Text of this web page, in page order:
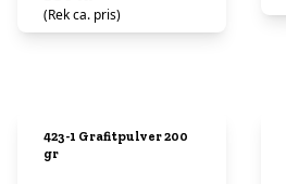
(Rek ca. pris)
423-1 Grafitpulver 200
gr